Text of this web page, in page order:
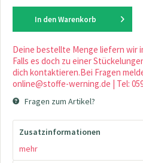
In den Warenkorb
Deine bestellte Menge liefern wir
Falls es doch zu einer
dich kontaktieren.Bei Fragen
online@stoffe-werning.de | Tel:
Fragen zum Artikel?
Zusatzinformationen
mehr